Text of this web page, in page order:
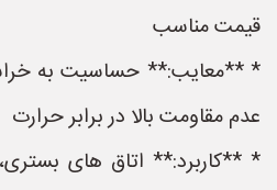
قیمت مناسب
* **معایب:** حساسیت به
عدم مقاومت بالا در برابر حرارت
* **کاربرد:** اتاق های بستری،